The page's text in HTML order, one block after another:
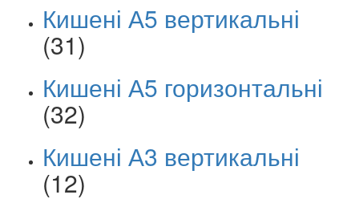
Кишені А5 вертикальні
(31)
Кишені А5 горизонтальні
(32)
Кишені А3 вертикальні
(12)